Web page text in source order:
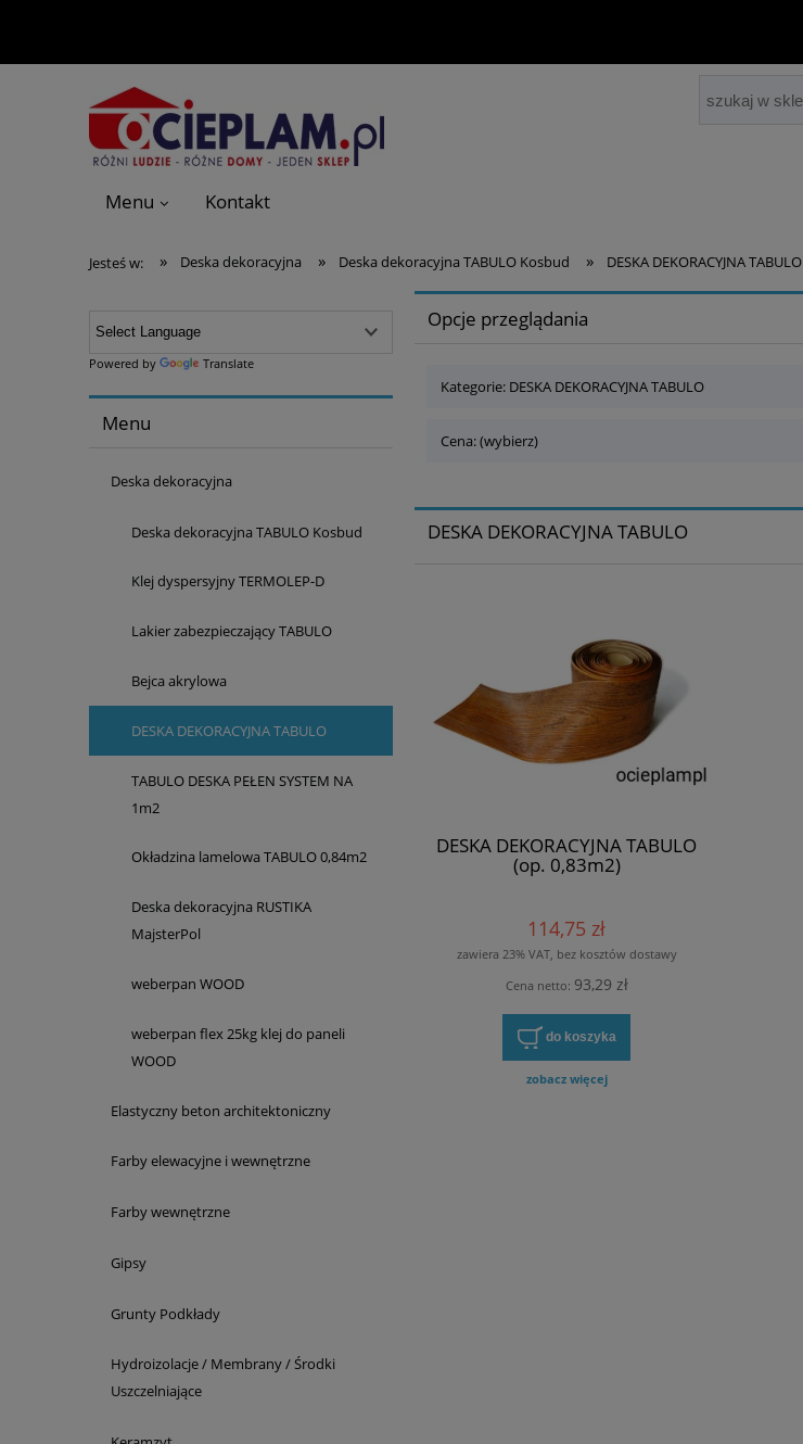
Menu Kontakt
Jesteś w: » Deska dekoracyjna » Deska dekoracyjna TABULO Kosbud » DESKA DEKORACYJNA TABULO
Powered by Translate
Menu
Deska dekoracyjna
Deska dekoracyjna TABULO Kosbud
Klej dyspersyjny TERMOLEP-D
Lakier zabezpieczający TABULO
Bejca akrylowa
DESKA DEKORACYJNA TABULO
TABULO DESKA PEŁEN SYSTEM NA
1m2
Okładzina lamelowa TABULO 0,84m2
Deska dekoracyjna RUSTIKA
MajsterPol
weberpan WOOD
weberpan flex 25kg klej do paneli
WOOD
Elastyczny beton architektoniczny
Farby elewacyjne i wewnętrzne
Farby wewnętrzne
Gipsy
Grunty Podkłady
Hydroizolacje / Membrany / Środki
Uszczelniające
Opcje przeglądania
Kategorie: DESKA DEKORACYJNA TABULO
Cena: (wybierz)
DESKA DEKORACYJNA TABULO
DESKA DEKORACYJNA TABULO
(op. 0,83m2)
114,75 zł
zawiera 23% VAT, bez kosztów dostawy
Cena netto: 93,29 zł
do koszyka
zobacz więcej